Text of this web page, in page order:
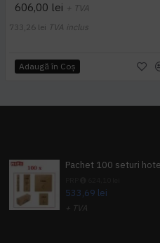
606,00 lei + TVA
733,26 lei TVA inclus
Adaugă în Coş
533,69 lei
+ TVA